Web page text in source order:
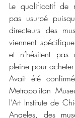
Le qualificatif de
pas usurpé
directeurs des
viennent
et n’hésitent
pleine pour
Avait été
Metropolitan
l’Art Institute de
Angeles, des